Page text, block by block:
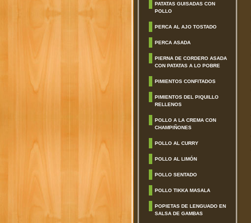
PATATAS GUISADAS CON
POLLO
PERCA AL AJO TOSTADO
PERCA ASADA
PIERNA DE CORDERO ASADA
CON PATATAS A LO POBRE
PIMIENTOS CONFITADOS
PIMIENTOS DEL PIQUILLO
RELLENOS
POLLO A LA CREMA CON
CHAMPIÑONES
POLLO AL CURRY
POLLO AL LIMÓN
POLLO SENTADO
POLLO TIKKA MASALA
POPIETAS DE LENGUADO EN
SALSA DE GAMBAS